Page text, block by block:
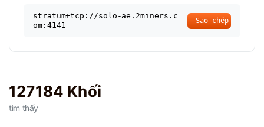
stratum+tcp://solo-ae.2miners.c
om:4141
Sao chép
127184 Khối
tìm thấy